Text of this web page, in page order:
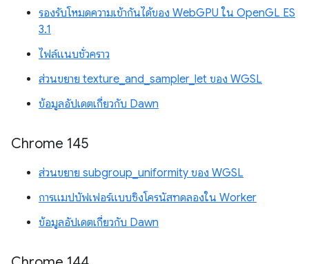
รองรับโหมดความเข้ากันได้ของ WebGPU ใน OpenGL ES
3.1
ไฟล์แนบชั่วคราว
ส่วนขยาย texture_and_sampler_let ของ WGSL
ข้อมูลอัปเดตเกี่ยวกับ Dawn
Chrome 145
ส่วนขยาย subgroup_uniformity ของ WGSL
การแมปบัฟเฟอร์แบบซิงโครนัสทดลองใน Worker
ข้อมูลอัปเดตเกี่ยวกับ Dawn